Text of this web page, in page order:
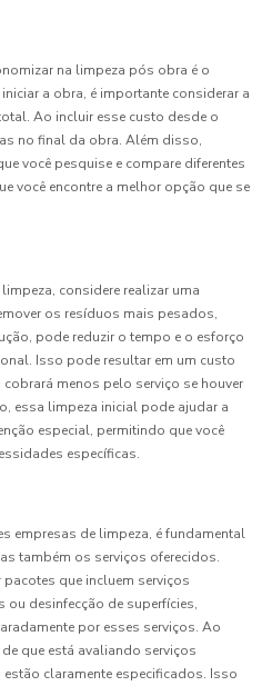
na limpeza pós obra é o
a obra, é importante considerar a
Ao incluir esse custo desde o
no final da obra. Além disso,
você pesquise e compare diferentes
você encontre a melhor opção que se
considere realizar uma
os resíduos mais pesados,
pode reduzir o tempo e o esforço
Isso pode resultar em um custo
menos pelo serviço se houver
essa limpeza inicial pode ajudar a
especial, permitindo que você
específicas.
empresas de limpeza, é fundamental
também os serviços oferecidos.
que incluem serviços
desinfecção de superfícies,
por esses serviços. Ao
que está avaliando serviços
claramente especificados. Isso